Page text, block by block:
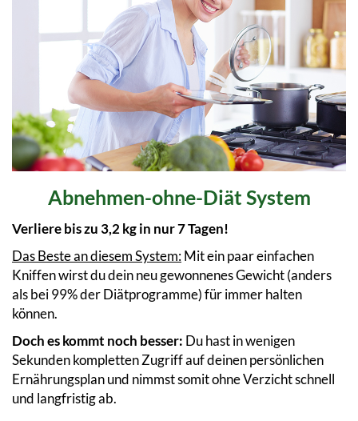
Abnehmen-ohne-Diät System
Verliere bis zu 3,2 kg in nur 7 Tagen!
Das Beste an diesem System:Mit ein paar einfachen
Kniffen wirst du dein neu gewonnenes Gewicht (anders
als bei 99% der Diätprogramme) für immer halten
können.
Doch es kommt noch besser: Du hast in wenigen
Sekunden kompletten Zugriff auf deinen persönlichen
Ernährungsplan und nimmst somit ohne Verzicht schnell
und langfristig ab.